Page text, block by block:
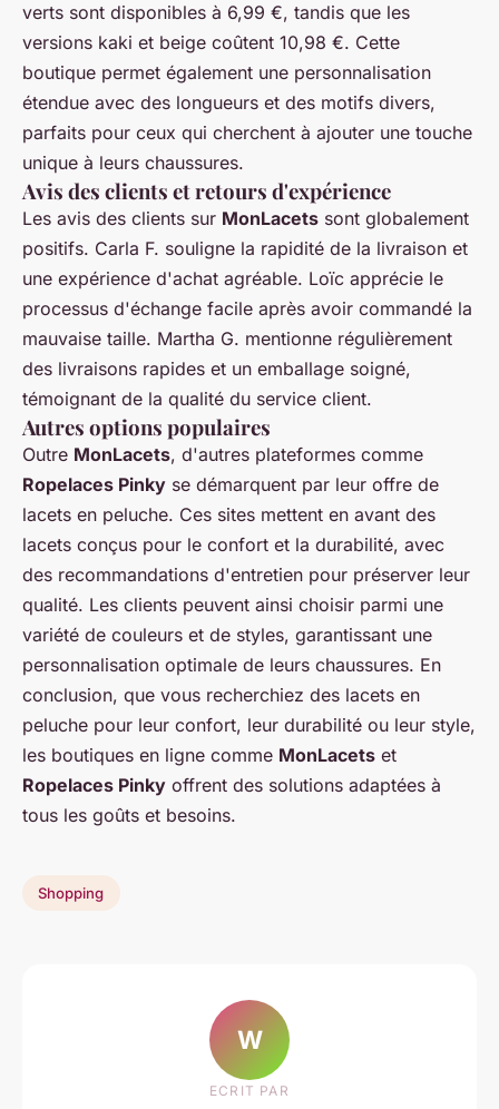
verts sont disponibles à 6,99 €, tandis que les
versions kaki et beige coûtent 10,98 €. Cette
boutique permet également une personnalisation
étendue avec des longueurs et des motifs divers,
parfaits pour ceux qui cherchent à ajouter une touche
unique à leurs chaussures.
Avis des clients et retours d'expérience
Les avis des clients sur MonLacets sont globalement
positifs. Carla F. souligne la rapidité de la livraison et
une expérience d'achat agréable. Loïc apprécie le
processus d'échange facile après avoir commandé la
mauvaise taille. Martha G. mentionne régulièrement
des livraisons rapides et un emballage soigné,
témoignant de la qualité du service client.
Autres options populaires
Outre MonLacets, d'autres plateformes comme
Ropelaces Pinky se démarquent par leur offre de
lacets en peluche. Ces sites mettent en avant des
lacets conçus pour le confort et la durabilité, avec
des recommandations d'entretien pour préserver leur
qualité. Les clients peuvent ainsi choisir parmi une
variété de couleurs et de styles, garantissant une
personnalisation optimale de leurs chaussures. En
conclusion, que vous recherchiez des lacets en
peluche pour leur confort, leur durabilité ou leur style,
les boutiques en ligne comme MonLacets et
Ropelaces Pinky offrent des solutions adaptées à
tous les goûts et besoins.
Shopping
W
ECRIT PAR